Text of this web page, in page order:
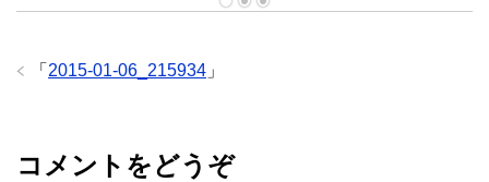
「 2015-01-06_215934 」
コメントをどうぞ